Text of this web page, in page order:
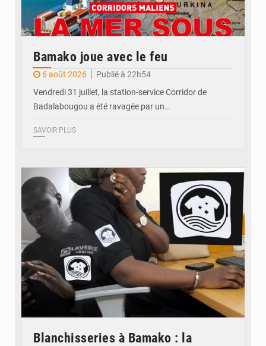
Bamako joue avec le feu
6 août 2026
Publié à 22h54
Vendredi 31 juillet, la station-service Corridor de
Badalabougou a été ravagée par un…
SAVOIR PLUS
Blanchisseries à Bamako : la